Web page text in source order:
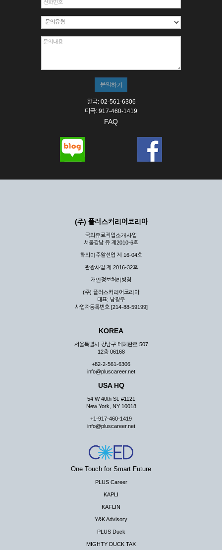
한국: 02-561-6306
미국: 917-460-1419
FAQ
(주) 플러스커리어코리아
국외유료직업소개사업
서울강남 유 제2010-6호
해외이주알선업 제 16-04호
관광사업 제 2016-32호
개인정보처리방침
(주) 플러스커리어코리아
대표: 남광우
사업자등록번호 [214-88-59199]
KOREA
서울특별시 강남구 테헤란로 507
12층 06168
+82-2-561-6306
info@pluscareer.net
USA HQ
54 W 40th St. #1121
New York, NY 10018
+1-917-460-1419
info@pluscareer.net
One Touch for Smart Future
PLUS Career
KAPLI
KAFLIN
Y&K Advisory
PLUS Duck
MIGHTY DUCK TAX